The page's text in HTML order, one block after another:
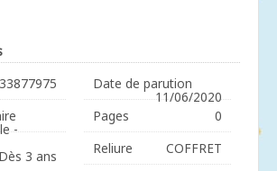
-
Dès 3 ans
Date de parution
11/06/2020
Pages
0
Reliure
COFFRET